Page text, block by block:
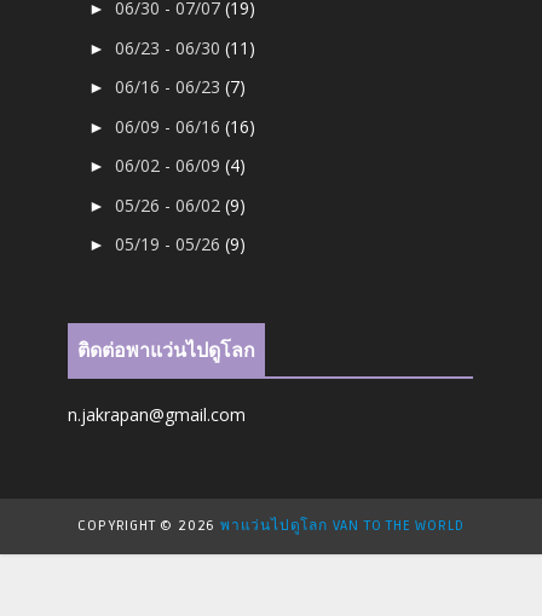
►06/30 - 07/07(19)
►06/23 - 06/30(11)
►06/16 - 06/23(7)
►06/09 - 06/16(16)
►06/02 - 06/09(4)
►05/26 - 06/02(9)
►05/19 - 05/26(9)
ติดต่อพาแว่นไปดูโลก
n.jakrapan@gmail.com
COPYRIGHT © 2026พาแว่นไปดูโลก VAN TO THE WORLD